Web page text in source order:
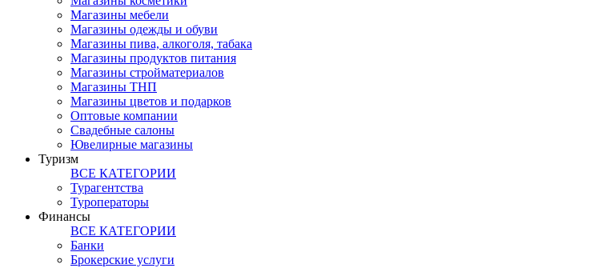
Магазины мебели
Магазины одежды и обуви
Магазины пива, алкоголя, табака
Магазины продуктов питания
Магазины стройматериалов
Магазины ТНП
Магазины цветов и подарков
Оптовые компании
Свадебные салоны
Ювелирные магазины
Туризм
ВСЕ КАТЕГОРИИ
Турагентства
Туроператоры
Финансы
ВСЕ КАТЕГОРИИ
Банки
Брокерские услуги